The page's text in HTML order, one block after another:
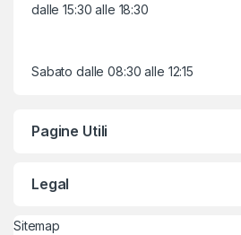
dalle 15:30 alle 18:30
Sabato dalle 08:30 alle 12:15
Pagine Utili
Legal
Sitemap